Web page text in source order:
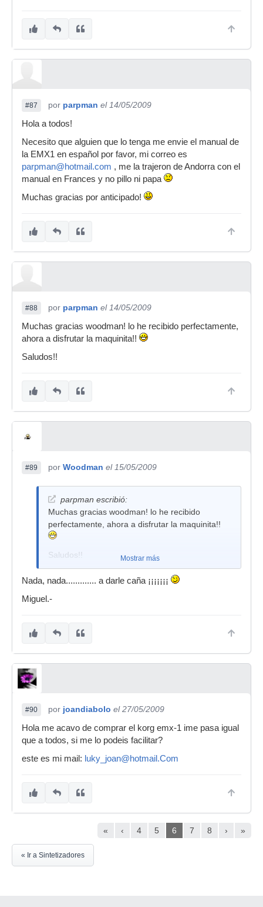
#87 por parpman el 14/05/2009
Hola a todos!
Necesito que alguien que lo tenga me envie el manual de
la EMX1 en español por favor, mi correo es
parpman@hotmail.com , me la trajeron de Andorra con el
manual en Frances y no pillo ni papa
Muchas gracias por anticipado!
#88 por parpman el 14/05/2009
Muchas gracias woodman! lo he recibido perfectamente,
ahora a disfrutar la maquinita!!
Saludos!!
#89 por Woodman el 15/05/2009
parpman escribió:
Muchas gracias woodman! lo he recibido
perfectamente, ahora a disfrutar la maquinita!!
Saludos!! Mostrar más
Nada, nada............. a darle caña ¡¡¡¡¡¡¡
Miguel.-
#90 por joandiabolo el 27/05/2009
Hola me acavo de comprar el korg emx-1 ime pasa igual
que a todos, si me lo podeis facilitar?
este es mi mail: luky_joan@hotmail.Com
« ‹ 4 5 6 7 8 › »
« Ir a Sintetizadores